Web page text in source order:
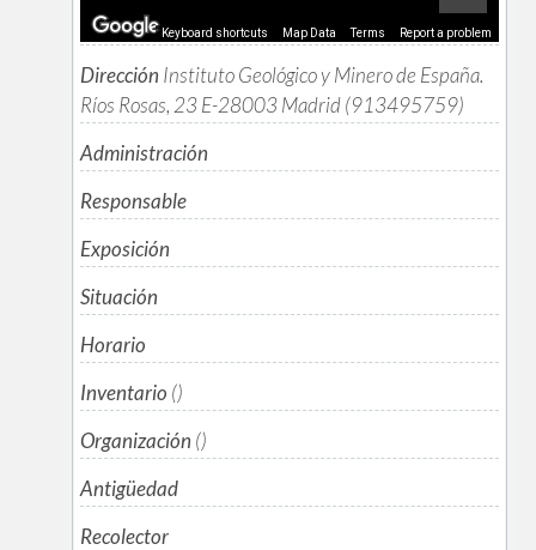
Keyboard shortcuts Map Data Terms Report a problem
Dirección Instituto Geológico y Minero de España.
Ríos Rosas, 23 E-28003 Madrid (913495759)
Administración
Responsable
Exposición
Situación
Horario
Inventario ()
Organización ()
Antigüedad
Recolector